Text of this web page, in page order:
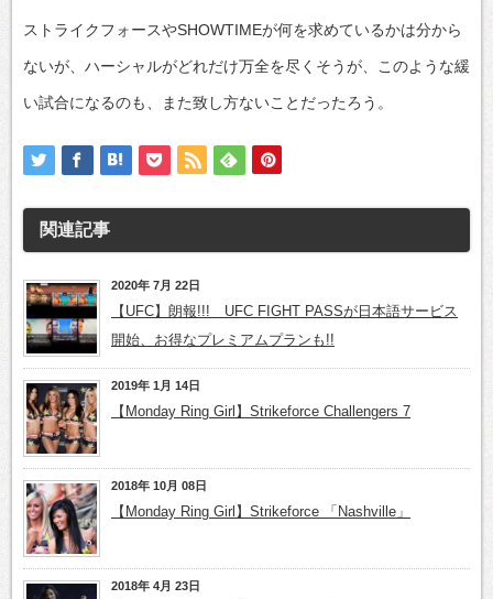
ストライクフォースやSHOWTIMEが何を求めているかは分から
ないが、ハーシャルがどれだけ万全を尽くそうが、このような緩
い試合になるのも、また致し方ないことだったろう。
関連記事
2020年 7月 22日
【UFC】朗報!!! UFC FIGHT PASSが日本語サービス
開始、お得なプレミアムプランも!!
2019年 1月 14日
【Monday Ring Girl】Strikeforce Challengers 7
2018年 10月 08日
【Monday Ring Girl】Strikeforce 「Nashville」
2018年 4月 23日